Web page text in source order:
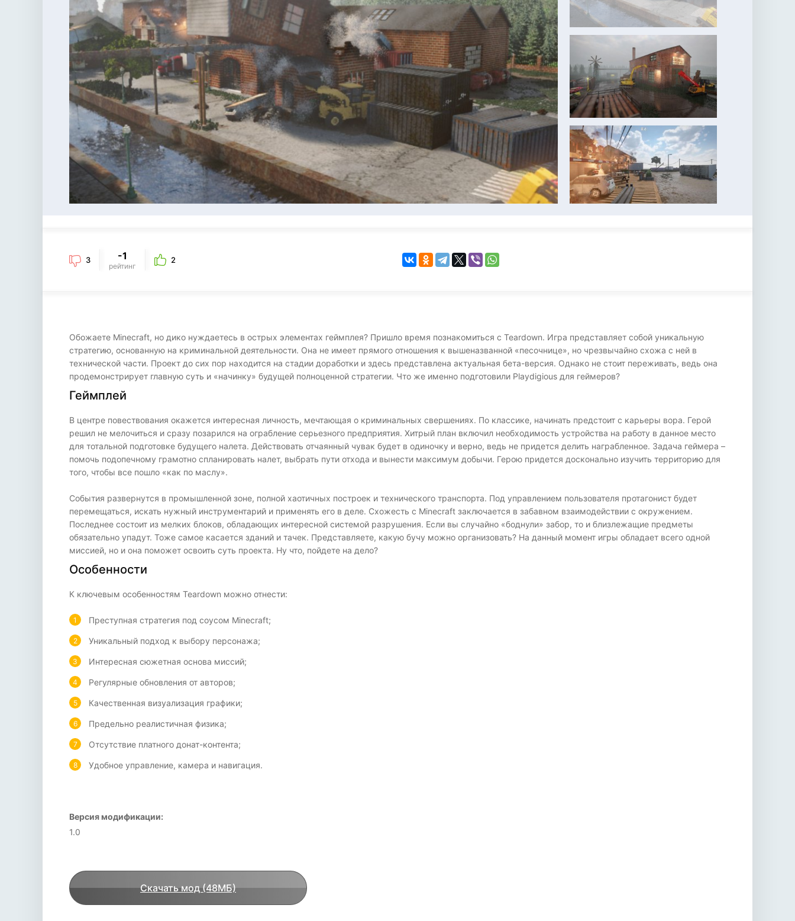
KINGDOM COME:
DELIVERANCE
бродилка
KENSHI
экшн
3 -1
рейтинг
2
Обожаете Minecraft, но дико нуждаетесь в острых элементах геймплея? Пришло время познакомиться с Teardown. Игра представляет собой уникальную
стратегию, основанную на криминальной деятельности. Она не имеет прямого отношения к вышеназванной «песочнице», но чрезвычайно схожа с ней в
технической части. Проект до сих пор находится на стадии доработки и здесь представлена актуальная бета-версия. Однако не стоит переживать, ведь она
продемонстрирует главную суть и «начинку» будущей полноценной стратегии. Что же именно подготовили Playdigious для геймеров?
Геймплей
В центре повествования окажется интересная личность, мечтающая о криминальных свершениях. По классике, начинать предстоит с карьеры вора. Герой
решил не мелочиться и сразу позарился на ограбление серьезного предприятия. Хитрый план включил необходимость устройства на работу в данное место
для тотальной подготовке будущего налета. Действовать отчаянный чувак будет в одиночку и верно, ведь не придется делить награбленное. Задача геймера –
помочь подопечному грамотно спланировать налет, выбрать пути отхода и вынести максимум добычи. Герою придется досконально изучить территорию для
того, чтобы все пошло «как по маслу».
События развернутся в промышленной зоне, полной хаотичных построек и технического транспорта. Под управлением пользователя протагонист будет
перемещаться, искать нужный инструментарий и применять его в деле. Схожесть с Minecraft заключается в забавном взаимодействии с окружением.
Последнее состоит из мелких блоков, обладающих интересной системой разрушения. Если вы случайно «боднули» забор, то и близлежащие предметы
обязательно упадут. Тоже самое касается зданий и тачек. Представляете, какую бучу можно организовать? На данный момент игры обладает всего одной
миссией, но и она поможет освоить суть проекта. Ну что, пойдете на дело?
Особенности
К ключевым особенностям Teardown можно отнести:
Преступная стратегия под соусом Minecraft;
Уникальный подход к выбору персонажа;
Интересная сюжетная основа миссий;
Регулярные обновления от авторов;
Качественная визуализация графики;
Предельно реалистичная физика;
Отсутствие платного донат-контента;
Удобное управление, камера и навигация.
Версия модификации:
1.0
Скачать мод (48МБ)